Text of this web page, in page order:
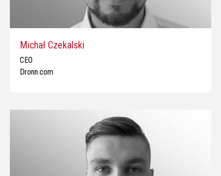
Michał Czekalski
CEO
Dronn.com